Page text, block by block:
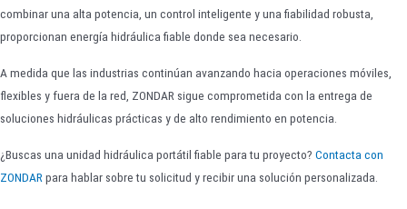
combinar una alta potencia, un control inteligente y una fiabilidad robusta,
proporcionan energía hidráulica fiable donde sea necesario.
A medida que las industrias continúan avanzando hacia operaciones móviles,
flexibles y fuera de la red, ZONDAR sigue comprometida con la entrega de
soluciones hidráulicas prácticas y de alto rendimiento en potencia.
¿Buscas una unidad hidráulica portátil fiable para tu proyecto? Contacta con
ZONDARpara hablar sobre tu solicitud y recibir una solución personalizada.